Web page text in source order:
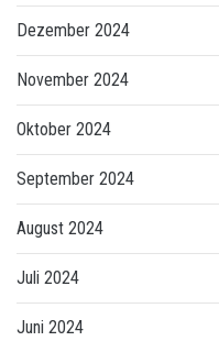
Dezember 2024
November 2024
Oktober 2024
September 2024
August 2024
Juli 2024
Juni 2024